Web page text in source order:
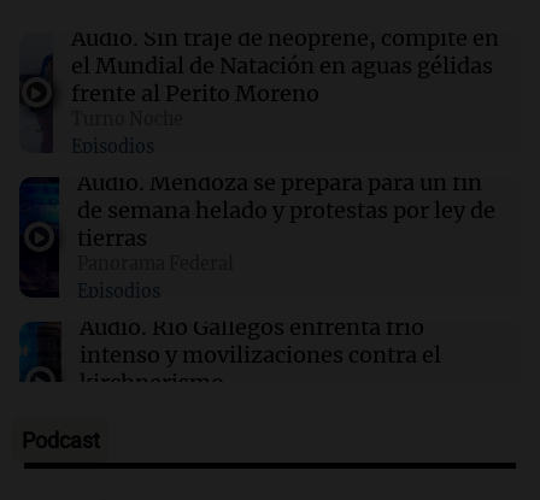
22:40 Deportes
Claudio "Chiqui" Tapia busca ser presidente
de la AFA hasta el Mundial 2030
22:15 Sociedad
Quiniela turista: conocé los números
ganadores de hoy jueves 6 de agosto.
22:14 Viva la Radio Rosario
Kapanga celebra sus 30 años en Rosario: "Las
canciones envejecieron bien"
Audio. Sin traje de neoprene, compite en
el Mundial de Natación en aguas gélidas
frente al Perito Moreno
Episodios
Audio. Mendoza se prepara para un fin
de semana helado y protestas por ley de
tierras
Episodios
Audio. Río Gallegos enfrenta frío
intenso y movilizaciones contra el
kirchnerismo
Episodios
Audio.Debate en el Senado sobre
Podcast